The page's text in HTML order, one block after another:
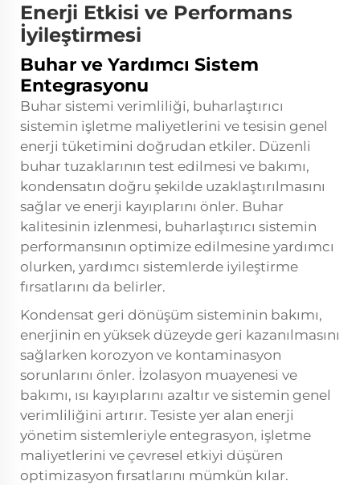
Enerji Etkisi ve Performans
İyileştirmesi
Buhar ve Yardımcı Sistem
Entegrasyonu
Buhar sistemi verimliliği, buharlaştırıcı
sistemin işletme maliyetlerini ve tesisin genel
enerji tüketimini doğrudan etkiler. Düzenli
buhar tuzaklarının test edilmesi ve bakımı,
kondensatın doğru şekilde uzaklaştırılmasını
sağlar ve enerji kayıplarını önler. Buhar
kalitesinin izlenmesi, buharlaştırıcı sistemin
performansının optimize edilmesine yardımcı
olurken, yardımcı sistemlerde iyileştirme
fırsatlarını da belirler.
Kondensat geri dönüşüm sisteminin bakımı,
enerjinin en yüksek düzeyde geri kazanılmasını
sağlarken korozyon ve kontaminasyon
sorunlarını önler. İzolasyon muayenesi ve
bakımı, ısı kayıplarını azaltır ve sistemin genel
verimliliğini artırır. Tesiste yer alan enerji
yönetim sistemleriyle entegrasyon, işletme
maliyetlerini ve çevresel etkiyi düşüren
optimizasyon fırsatlarını mümkün kılar.